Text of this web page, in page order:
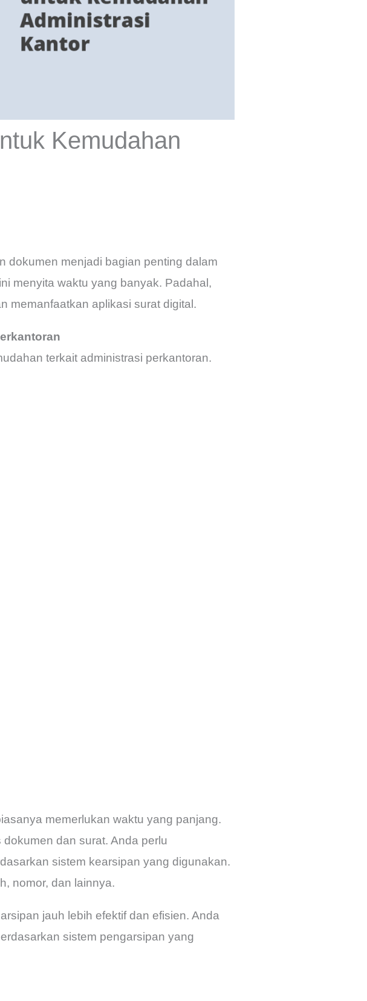
Kemudahan
dokumen menjadi bagian penting dalam
menyita waktu yang banyak. Padahal,
memanfaatkan aplikasi surat digital.
terkait administrasi perkantoran.
memerlukan waktu yang panjang.
dan surat. Anda perlu
sistem kearsipan yang digunakan.
nomor, dan lainnya.
jauh lebih efektif dan efisien. Anda
sistem pengarsipan yang